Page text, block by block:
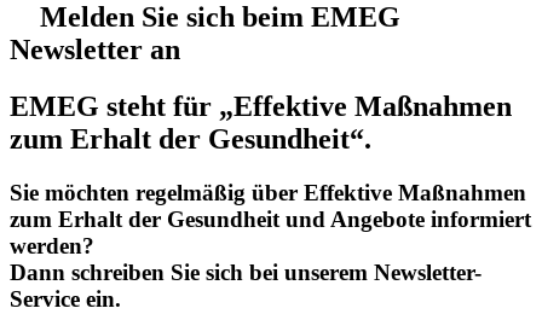
Melden Sie sich beim EMEG
Newsletter an
EMEG steht für „Effektive Maßnahmen
zum Erhalt der Gesundheit“.
Sie möchten regelmäßig über Effektive Maßnahmen
zum Erhalt der Gesundheit und Angebote informiert
werden?
Dann schreiben Sie sich bei unserem Newsletter-
Service ein.